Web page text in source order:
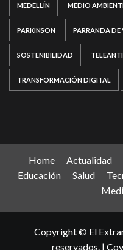
MEDELLÍN MEDIO
PARKINSON PARRANDA DE
SOSTENIBILIDAD
TRANSFORMACIÓN DIGITAL
Home Actualidad
Educación
Salud
Copyright © El
reservados. |